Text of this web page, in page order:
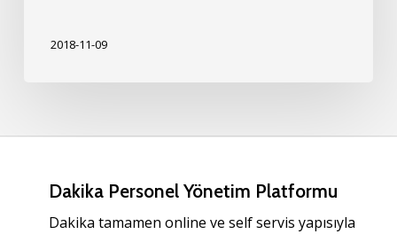
2018-11-09
Dakika Personel Yönetim Platformu
Dakika tamamen online ve self servis yapısıyla